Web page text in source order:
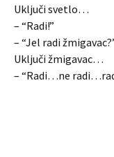
Uključi svetlo…
– “Radi!”
– “Jel radi
Uključi žmigavac…
– “Radi…ne